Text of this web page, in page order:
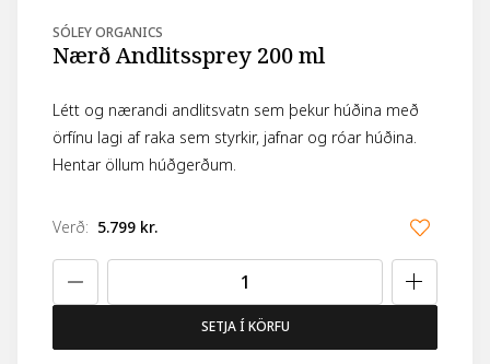
SÓLEY ORGANICS
Nærð Andlitssprey 200 ml
Létt og nærandi andlitsvatn sem þekur húðina með
örfínu lagi af raka sem styrkir, jafnar og róar húðina.
Hentar öllum húðgerðum.
Verð: 5.799 kr.
SETJA Í KÖRFU